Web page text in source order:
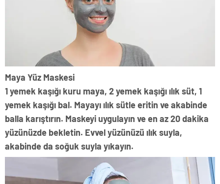
Maya Yüz Maskesi
1 yemek kaşığı kuru maya, 2 yemek kaşığı ılık süt, 1
yemek kaşığı bal. Mayayı ılık sütle eritin ve akabinde
balla karıştırın. Maskeyi uygulayın ve en az 20 dakika
yüzünüzde bekletin. Evvel yüzünüzü ılık suyla,
akabinde da soğuk suyla yıkayın.